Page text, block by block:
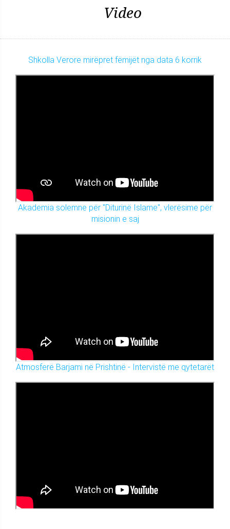
Video
Shkolla Verore mirëpret fëmijët nga data 6 korrik
Akademia solemne për "Diturinë Islame", vlerësime për
misionin e saj
Atmosferë Barjami në Prishtinë - Intervistë me qytetarët